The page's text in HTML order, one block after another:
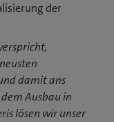
der
damit ans
Ausbau in
lösen wir unser